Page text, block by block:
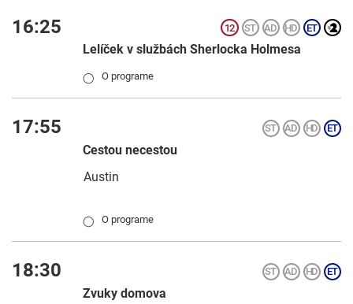
16:25
Lelíček v službách Sherlocka Holmesa
◯ O programe
17:55
Cestou necestou
Austin
◯ O programe
18:30
Zvuky domova